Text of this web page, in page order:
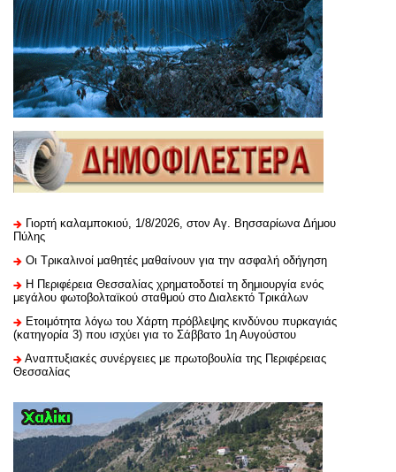
Γιορτή καλαμποκιού, 1/8/2026, στον Αγ. Βησσαρίωνα Δήμου
Πύλης
Οι Τρικαλινοί μαθητές μαθαίνουν για την ασφαλή οδήγηση
H Περιφέρεια Θεσσαλίας χρηματοδοτεί τη δημιουργία ενός
μεγάλου φωτοβολταϊκού σταθμού στο Διαλεκτό Τρικάλων
Ετοιμότητα λόγω του Χάρτη πρόβλεψης κινδύνου πυρκαγιάς
(κατηγορία 3) που ισχύει για το Σάββατο 1η Αυγούστου
Αναπτυξιακές συνέργειες με πρωτοβουλία της Περιφέρειας
Θεσσαλίας